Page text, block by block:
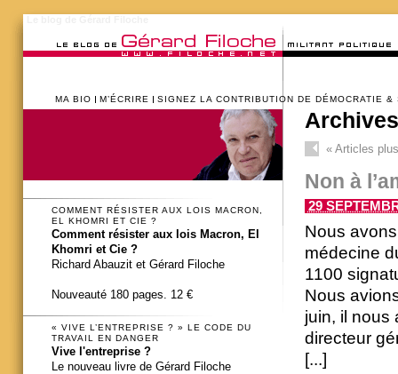
MA BIO M’ÉCRIRE SIGNEZ LA CONTRIBUTION DE DÉMOCRATIE &
«Articles
Non à
29
Nous
médecine
1100
Nous
juin, il nous
directeur
[...]
COMMENT RÉSISTER AUX LOIS MACRON,
EL KHOMRI ET CIE ?
Comment résister aux lois Macron, El
Khomri et Cie ?
Richard Abauzit et Gérard Filoche
Nouveauté 180 pages. 12 €
« VIVE L’ENTREPRISE ? » LE CODE DU
TRAVAIL EN DANGER
Vive l'entreprise ?
Le nouveau livre de Gérard Filoche